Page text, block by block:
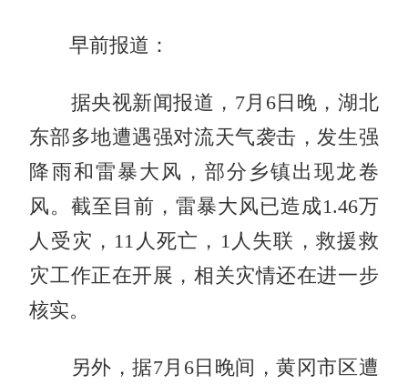
早前报道：
据央视新闻报道，7月6日晚，湖北
东部多地遭遇强对流天气袭击，发生强
降雨和雷暴大风，部分乡镇出现龙卷
风。截至目前，雷暴大风已造成1.46万
人受灾，11人死亡，1人失联，救援救
灾工作正在开展，相关灾情还在进一步
核实。
另外，据7月6日晚间，黄冈市区遭